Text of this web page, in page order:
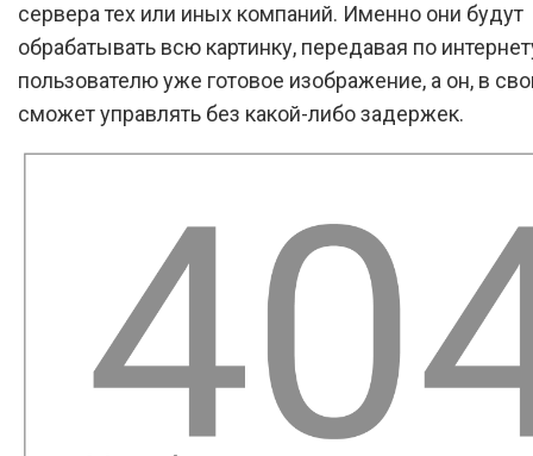
сервера тех или иных компаний. Именно они будут
обрабатывать всю картинку, передавая по
пользователю уже готовое изображение, а он, в
сможет управлять без какой-либо задержек.